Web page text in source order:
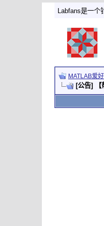
Labfans是一个
MATLAB爱
[公告] 【